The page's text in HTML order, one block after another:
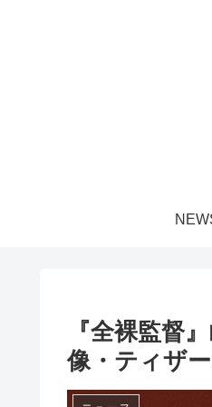
『全裸監督
像・ティザ